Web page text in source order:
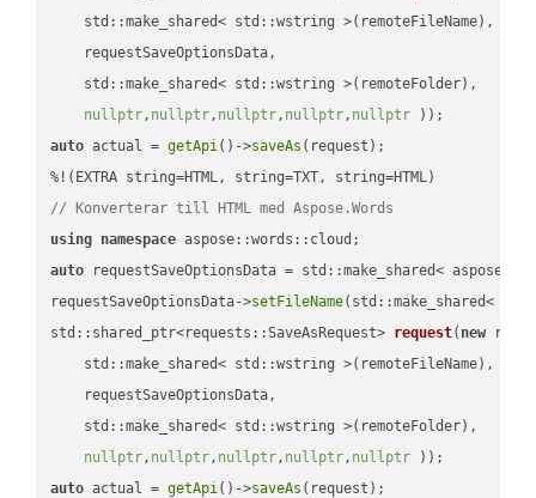
    std::make_shared< std::wstring >(remoteFileName),
    requestSaveOptionsData,
    std::make_shared< std::wstring >(remoteFolder),
nullptr, nullptr, nullptr, nullptr, nullptr ))
auto actual = getApi()->saveAs (request);
// Konverterar till HTML med Aspose.Words
using namespace
auto requestSaveOptionsData = std::make_shared<
requestSaveOptionsData->setFileName(std::make_shared<
std::shared_ptr<requests::SaveAsRequest> request( new
    std::make_shared< std::wstring >(remoteFileName),
    requestSaveOptionsData,
    std::make_shared< std::wstring >(remoteFolder),
nullptr, nullptr, nullptr, nullptr, nullptr ))
auto actual = getApi()->saveAs (request);